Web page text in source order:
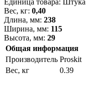
Единица товара: Штука
Вес, кг: 0,40
Длина, мм: 238
Ширина, мм: 115
Высота, мм: 29
Общая информация
Производитель Proskit
Вес, кг
0.39